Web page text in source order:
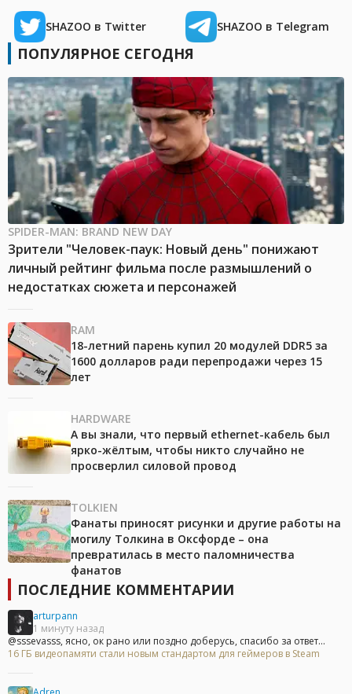
SHAZOO в Twitter SHAZOO в Telegram
ПОПУЛЯРНОЕ СЕГОДНЯ
SPIDER-MAN: BRAND NEW DAY
Зрители "Человек-паук: Новый день" понижают
личный рейтинг фильма после размышлений о
недостатках сюжета и персонажей
RAM
18-летний парень купил 20 модулей DDR5 за
1600 долларов ради перепродажи через 15
лет
HARDWARE
А вы знали, что первый ethernet-кабель был
ярко-жёлтым, чтобы никто случайно не
просверлил силовой провод
TOLKIEN
Фанаты приносят рисунки и другие работы на
могилу Толкина в Оксфорде – она
превратилась в место паломничества
фанатов
ПОСЛЕДНИЕ КОММЕНТАРИИ
arturpann
1 минуту назад
@sssevasss, ясно, ок рано или поздно доберусь, спасибо за ответ...
16 ГБ видеопамяти стали новым стандартом для геймеров в Steam